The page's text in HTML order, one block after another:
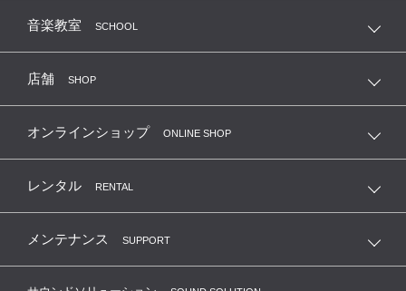
音楽教室 SCHOOL
店舗 SHOP
オンラインショップ ONLINE SHOP
レンタル RENTAL
メンテナンス SUPPORT